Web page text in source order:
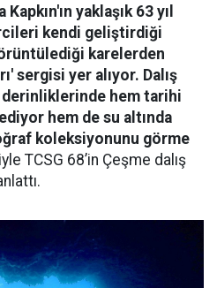
yaklaşık 63 yıl
kendi geliştirdiği
karelerden
sergisi yer alıyor. Dalış
derinliklerinde hem tarihi
hem de su altında
koleksiyonunu görme
TCSG 68’in Çeşme dalış